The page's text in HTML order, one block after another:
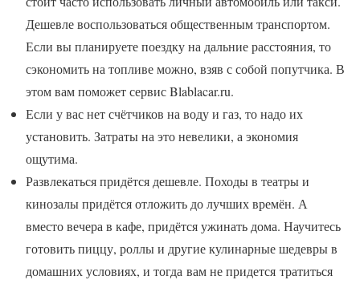
Дешевле воспользоваться общественным транспортом.
Если вы планируете поездку на дальние расстояния, то
сэкономить на топливе можно, взяв с собой попутчика. В
этом вам поможет сервис Blablacar.ru.
Если у вас нет счётчиков на воду и газ, то надо их
установить. Затраты на это невелики, а экономия
ощутима.
Развлекаться придётся дешевле. Походы в театры и
кинозалы придётся отложить до лучших времён. А
вместо вечера в кафе, придётся ужинать дома. Научитесь
готовить пиццу, роллы и другие кулинарные шедевры в
домашних условиях, и тогда вам не придется тратиться